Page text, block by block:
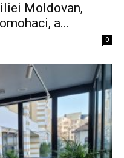
Moldovan,
a...
0